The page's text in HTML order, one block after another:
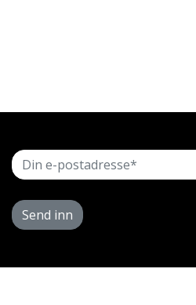
Send inn